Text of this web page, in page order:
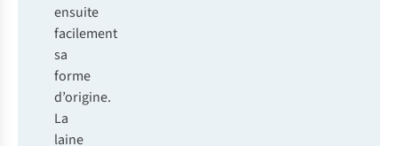
ensuite
facilement
sa
forme
d’origine.
La
laine